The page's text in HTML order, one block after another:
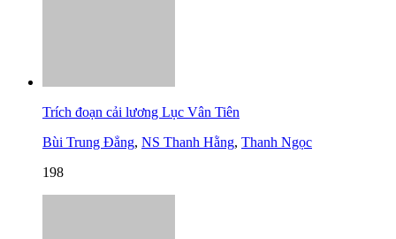
Trích đoạn cải lương Lục Vân Tiên
Bùi Trung Đẳng, NS Thanh Hằng, Thanh Ngọc
198